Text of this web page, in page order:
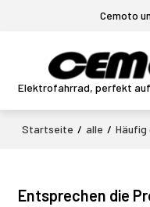
Cemoto
Elektrofahrrad, perfekt
Startseite / alle / Häufig
Entsprechen die